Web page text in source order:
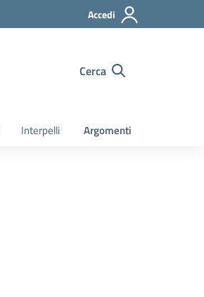
Accedi
Cerca
Interpelli Argomenti